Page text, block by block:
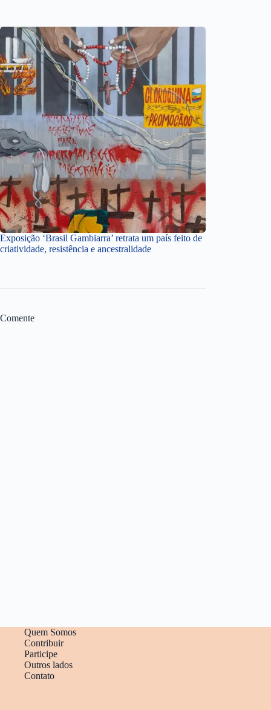
Exposição ‘Brasil Gambiarra’ retrata um país feito de
criatividade, resistência e ancestralidade
Comente
Quem Somos
Contribuir
Participe
Outros lados
Contato